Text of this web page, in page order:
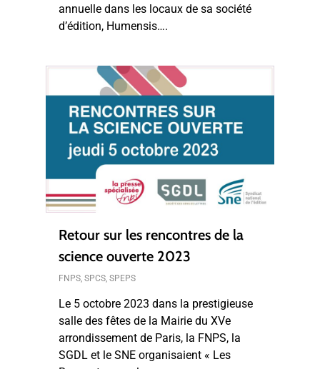
annuelle dans les locaux de sa société
d’édition, Humensis….
Retour sur les rencontres de la
science ouverte 2023
FNPS, SPCS, SPEPS
Le 5 octobre 2023 dans la prestigieuse
salle des fêtes de la Mairie du XVe
arrondissement de Paris, la FNPS, la
SGDL et le SNE organisaient « Les